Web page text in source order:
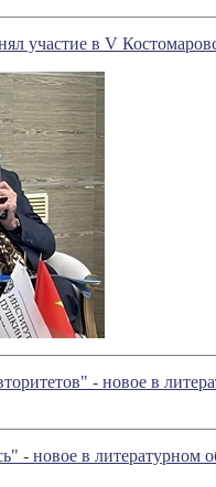
участие в V
- новое в
- новое в